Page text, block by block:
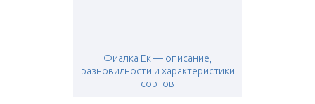
Фиалка Ек — описание,
разновидности и характеристики
сортов